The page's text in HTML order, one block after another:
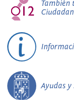
También
Ayudas y